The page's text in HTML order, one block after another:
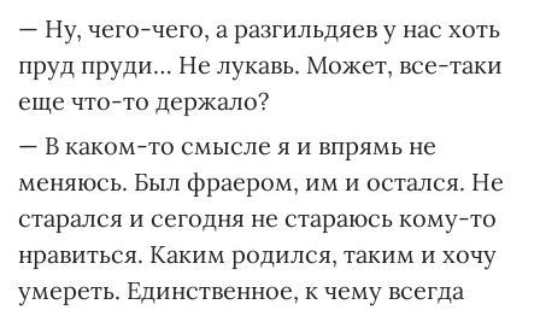
— Ну, чего-чего, а разгильдяев у нас хоть
пруд пруди… Не лукавь. Может, все-таки
еще что-то держало?
— В каком-то смысле я и впрямь не
меняюсь. Был фраером, им и остался. Не
старался и сегодня не стараюсь кому-то
нравиться. Каким родился, таким и хочу
умереть. Единственное, к чему всегда